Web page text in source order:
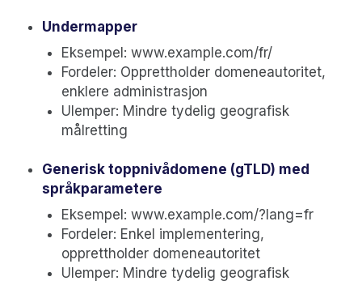
Undermapper
Eksempel: www.example.com/fr/
Fordeler: Opprettholder domeneautoritet,
enklere administrasjon
Ulemper: Mindre tydelig geografisk
målretting
Generisk toppnivådomene (gTLD) med
språkparametere
Eksempel: www.example.com/?lang=fr
Fordeler: Enkel implementering,
opprettholder domeneautoritet
Ulemper: Mindre tydelig geografisk